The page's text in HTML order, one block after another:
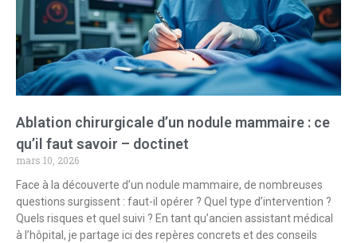
Ablation chirurgicale d’un nodule mammaire : ce
qu’il faut savoir – doctinet
mars 10, 2026
Face à la découverte d’un nodule mammaire, de nombreuses
questions surgissent : faut-il opérer ? Quel type d’intervention ?
Quels risques et quel suivi ? En tant qu’ancien assistant médical
à l’hôpital, je partage ici des repères concrets et des conseils